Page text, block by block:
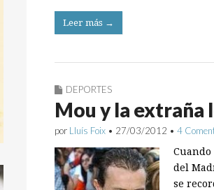
Leer más →
DEPORTES
Mou y la extraña
por Lluís Foix • 27/03/2012 • 4
del
se